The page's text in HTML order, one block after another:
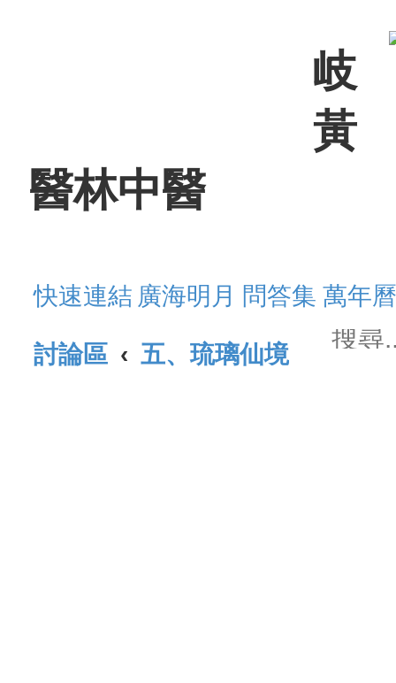
岐
黃
醫林中醫
快速連結 廣海明月 問答集 萬年曆
討論區 五、琉璃仙境